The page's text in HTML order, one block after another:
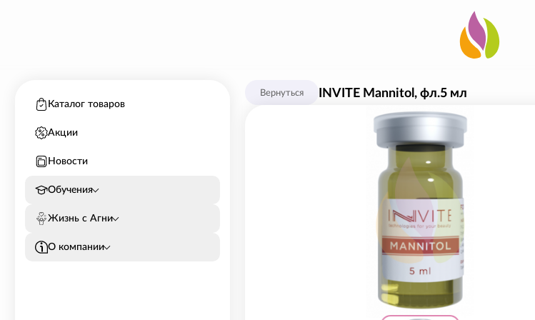
Каталог товаров
Акции
Новости
Обучения
Жизнь с Агни
О компании
Вернуться INVITE Mannitol, фл.5 мл